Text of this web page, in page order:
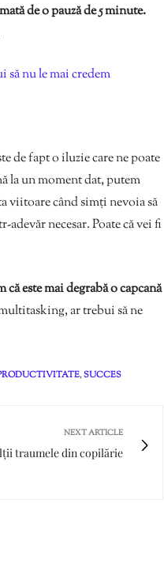
de o pauză de 5 minute.
nu le mai credem
de fapt o iluzie care ne poate
la un moment dat, putem
viitoare când simți nevoia să
necesar. Poate că vei fi
este mai degrabă o capcană
ar trebui să ne
,SUCCES
NEXT ARTICLE
traumele din copilărie